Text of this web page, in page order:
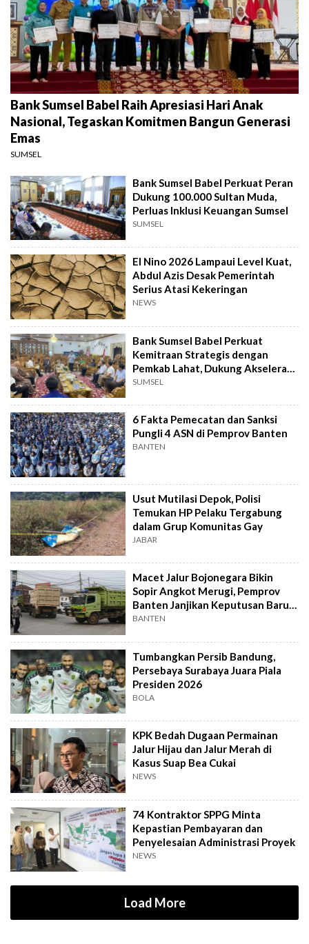
Bank Sumsel Babel Raih Apresiasi Hari Anak
Nasional, Tegaskan Komitmen Bangun Generasi
Emas
SUMSEL
Bank Sumsel Babel Perkuat Peran
Dukung 100.000 Sultan Muda,
Perluas Inklusi Keuangan Sumsel
SUMSEL
El Nino 2026 Lampaui Level Kuat,
Abdul Azis Desak Pemerintah
Serius Atasi Kekeringan
NEWS
Bank Sumsel Babel Perkuat
Kemitraan Strategis dengan
Pemkab Lahat, Dukung Akselerasi
Ekonomi Daerah
SUMSEL
6 Fakta Pemecatan dan Sanksi
Pungli 4 ASN di Pemprov Banten
BANTEN
Usut Mutilasi Depok, Polisi
Temukan HP Pelaku Tergabung
dalam Grup Komunitas Gay
JABAR
Macet Jalur Bojonegara Bikin
Sopir Angkot Merugi, Pemprov
Banten Janjikan Keputusan Baru 4
Hari Lagi
BANTEN
Tumbangkan Persib Bandung,
Persebaya Surabaya Juara Piala
Presiden 2026
BOLA
KPK Bedah Dugaan Permainan
Jalur Hijau dan Jalur Merah di
Kasus Suap Bea Cukai
NEWS
74 Kontraktor SPPG Minta
Kepastian Pembayaran dan
Penyelesaian Administrasi Proyek
NEWS
Load More